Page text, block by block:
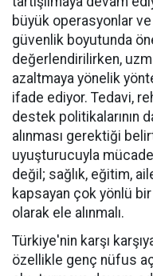
büyük operasyonlar
güvenlik boyutunda
değerlendirilirken,
azaltmaya yönelik
ifade ediyor. Tedavi,
destek politikalarının
alınması gerektiği
uyuşturucuyla
değil; sağlık, eğitim,
kapsayan çok yönlü
olarak ele alınmalı.
Türkiye'nin karşı
özellikle genç nüfus